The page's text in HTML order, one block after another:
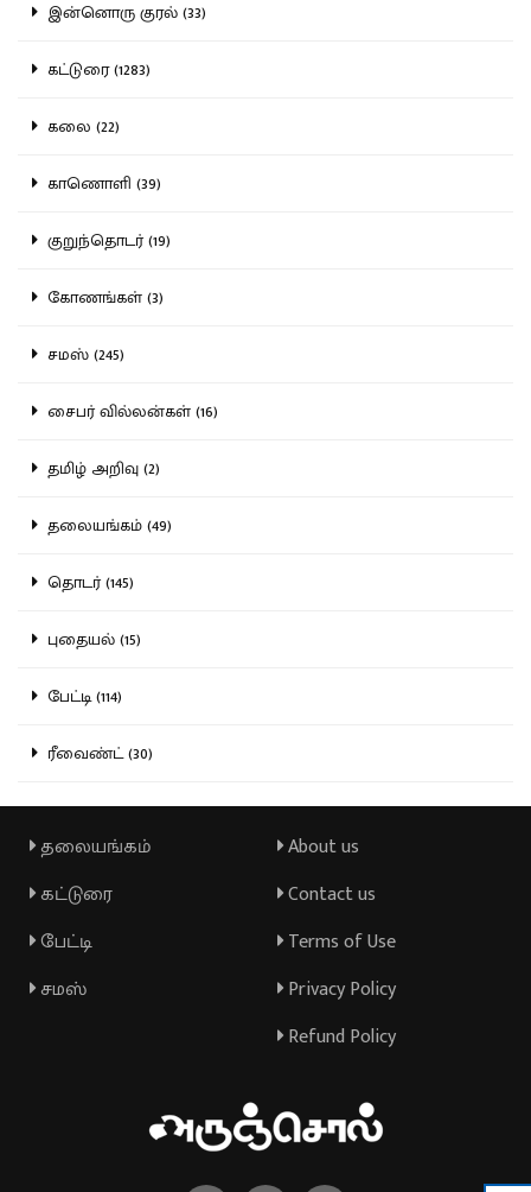
இன்னொரு குரல் (33)
கட்டுரை (1283)
கலை (22)
காணொளி (39)
குறுந்தொடர் (19)
கோணங்கள் (3)
சமஸ் (245)
சைபர் வில்லன்கள் (16)
தமிழ் அறிவு (2)
தலையங்கம் (49)
தொடர் (145)
புதையல் (15)
பேட்டி (114)
ரீவைண்ட் (30)
தலையங்கம்
கட்டுரை
பேட்டி
சமஸ்
About us
Contact us
Terms of Use
Privacy Policy
Refund Policy